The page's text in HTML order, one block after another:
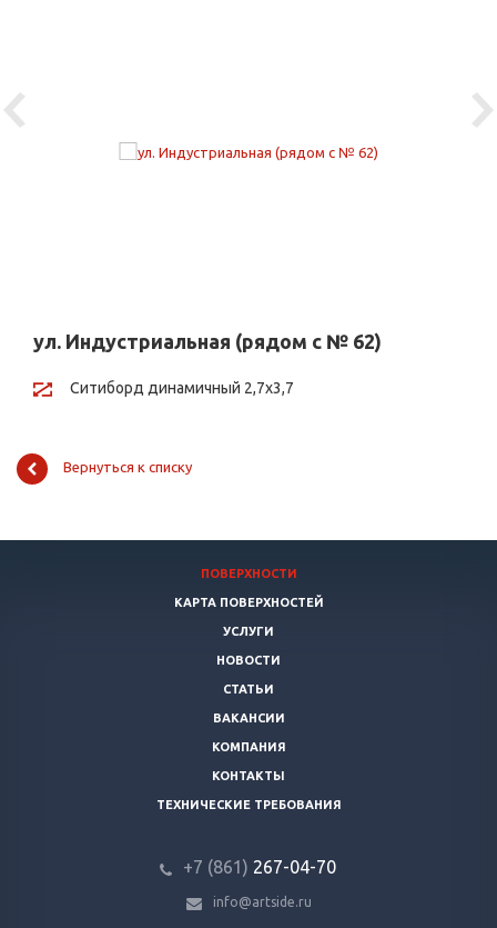
Previous
ул. Индустриальная (рядом с № 62)
Ситиборд динамичный 2,7х3,7
Вернуться к списку
ПОВЕРХНОСТИ
КАРТА ПОВЕРХНОСТЕЙ
УСЛУГИ
НОВОСТИ
СТАТЬИ
ВАКАНСИИ
КОМПАНИЯ
КОНТАКТЫ
ТЕХНИЧЕСКИЕ ТРЕБОВАНИЯ
+7 (861) 267-04-70
info@artside.ru